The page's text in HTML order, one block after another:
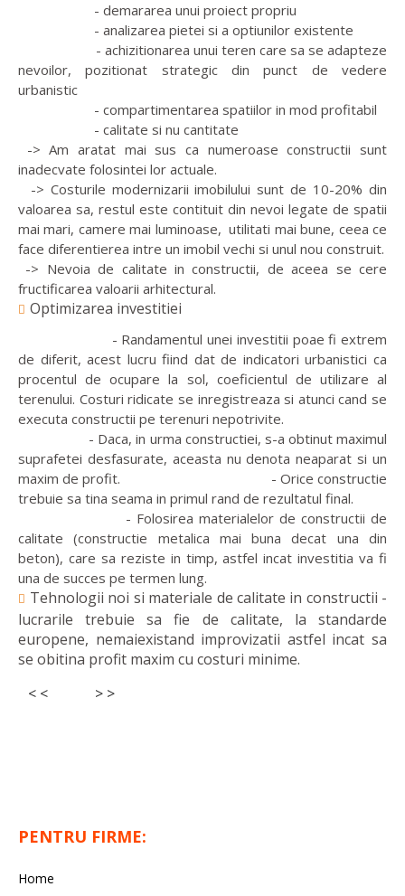
- demararea unui proiect propriu
- analizarea pietei si a optiunilor existente
- achizitionarea unui teren care sa se adapteze
nevoilor, pozitionat strategic din punct de vedere
urbanistic
- compartimentarea spatiilor in mod profitabil
- calitate si nu cantitate
-> Am aratat mai sus ca numeroase constructii sunt
inadecvate folosintei lor actuale.
-> Costurile modernizarii imobilului sunt de 10-20% din
valoarea sa, restul este contituit din nevoi legate de spatii
mai mari, camere mai luminoase, utilitati mai bune, ceea ce
face diferentierea intre un imobil vechi si unul nou construit.
-> Nevoia de calitate in constructii, de aceea se cere
fructificarea valoarii arhitectural.
Optimizarea investitiei
- Randamentul unei investitii poae fi extrem
de diferit, acest lucru fiind dat de indicatori urbanistici ca
procentul de ocupare la sol, coeficientul de utilizare al
terenului. Costuri ridicate se inregistreaza si atunci cand se
executa constructii pe terenuri nepotrivite.
- Daca, in urma constructiei, s-a obtinut maximul
suprafetei desfasurate, aceasta nu denota neaparat si un
maxim de profit. - Orice constructie
trebuie sa tina seama in primul rand de rezultatul final.
- Folosirea materialelor de constructii de
calitate (constructie metalica mai buna decat una din
beton), care sa reziste in timp, astfel incat investitia va fi
una de succes pe termen lung.
Tehnologii noi si materiale de calitate in constructii -
lucrarile trebuie sa fie de calitate, la standarde
europene, nemaiexistand improvizatii astfel incat sa
se obitina profit maxim cu costuri minime.
< <
> >
PENTRU FIRME:
Home